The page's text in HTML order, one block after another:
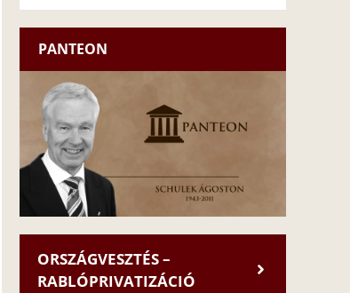
PANTEON
ORSZÁGVESZTÉS –
RABLÓPRIVATIZÁCIÓ